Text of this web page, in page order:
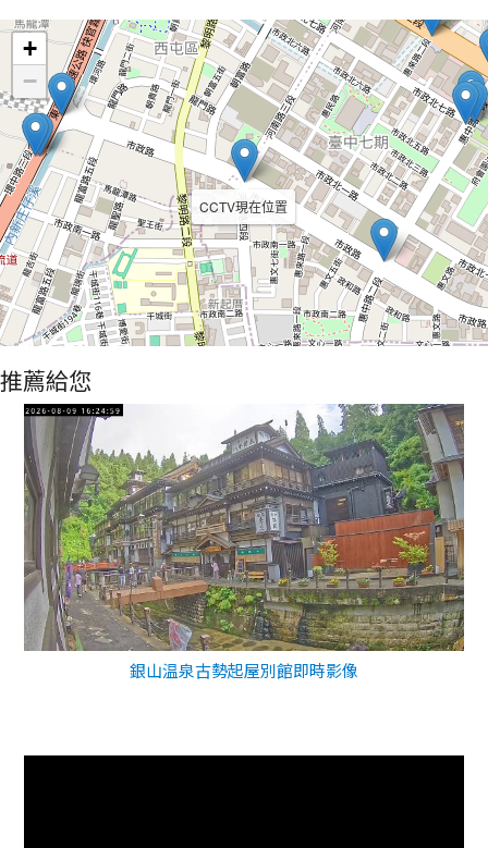
CCTV現在位置
+
−
推薦給您
銀山温泉古勢起屋別館即時影像